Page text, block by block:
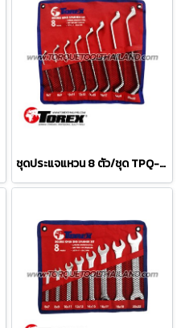
ชุดประแจแหวน 8 ตัว/ชุด TPQ-TRDRS8